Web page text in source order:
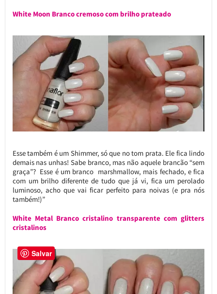
White Moon Branco cremoso com brilho prateado
Esse também é um Shimmer, só que no tom prata. Ele fica lindo
demais nas unhas! Sabe branco, mas não aquele brancão “sem
graça”? Esse é um branco marshmallow, mais fechado, e fica
com um brilho diferente de tudo que já vi, fica um perolado
luminoso, acho que vai ficar perfeito para noivas (e pra nós
também!)”
White Metal Branco cristalino transparente com glitters
cristalinos
Salvar